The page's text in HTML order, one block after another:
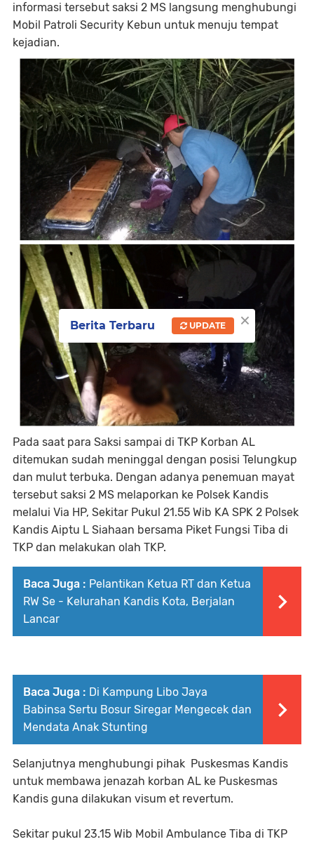
informasi tersebut saksi 2 MS langsung menghubungi
Mobil Patroli Security Kebun untuk menuju tempat
kejadian.
Pada saat para Saksi sampai di TKP Korban AL
ditemukan sudah meninggal dengan posisi Telungkup
dan mulut terbuka. Dengan adanya penemuan mayat
tersebut saksi 2 MS melaporkan ke Polsek Kandis
melalui Via HP, Sekitar Pukul 21.55 Wib KA SPK 2 Polsek
Kandis Aiptu L Siahaan bersama Piket Fungsi Tiba di
TKP dan melakukan olah TKP.
Baca Juga : Pelantikan Ketua RT dan Ketua
RW Se - Kelurahan Kandis Kota, Berjalan
Lancar
Baca Juga : Di Kampung Libo Jaya
Babinsa Sertu Bosur Siregar Mengecek dan
Mendata Anak Stunting
Selanjutnya menghubungi pihak Puskesmas Kandis
untuk membawa jenazah korban AL ke Puskesmas
Kandis guna dilakukan visum et revertum.
Sekitar pukul 23.15 Wib Mobil Ambulance Tiba di TKP
×
Berita Terbaru UPDATE